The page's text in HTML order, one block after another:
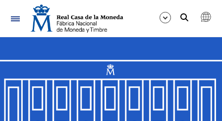
Navegació
Mostra/Amaga